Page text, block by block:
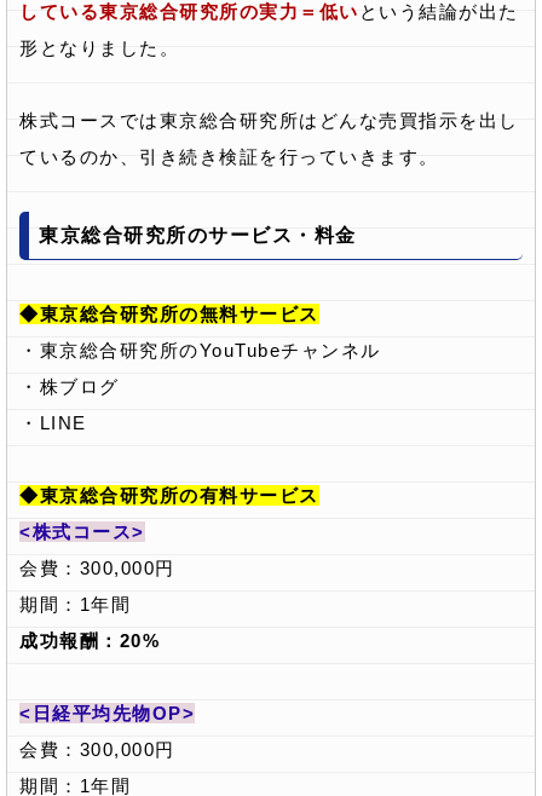
している東京総合研究所の実力＝低い という結論が出た
形となりました。
株式コースでは東京総合研究所はどんな売買指示を出し
ているのか、引き続き検証を行っていきます。
東京総合研究所のサービス・料金
◆東京総合研究所の無料サービス
・東京総合研究所のYouTubeチャンネル
・株ブログ
・LINE
◆東京総合研究所の有料サービス
<株式コース>
会費：300,000円
期間：1年間
成功報酬：20%
<日経平均先物OP>
会費：300,000円
期間：1年間